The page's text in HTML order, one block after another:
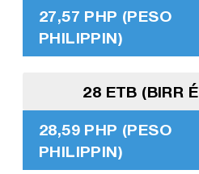
27,57 PHP (PESO
PHILIPPIN)
28 ETB (BIRR
28,59 PHP (PESO
PHILIPPIN)